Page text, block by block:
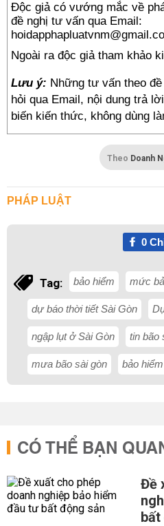
Độc giả có vướng mắc về
đề nghị tư vấn qua Email:
Ngoài ra độc giả tham khảo
Lưu ý: Những tư vấn theo
hỏi qua Email, nội dung trả
biến kiến thức, không dùng
Theo Doanh
PHÁP LUẬT
0
Tag: bảo hiểm mức
dự báo thời tiết Sài Gòn
ngập lụt ở Sài Gòn tin bão
mưa bão sài gòn bảo
CÓ THỂ BẠN
Đề
bất